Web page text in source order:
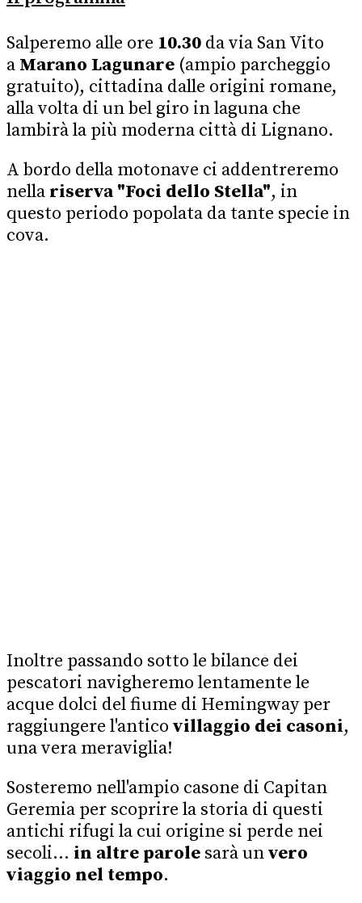
Salperemo alle ore 10.30 da via San Vito
a Marano Lagunare (ampio parcheggio
gratuito), cittadina dalle origini romane,
alla volta di un bel giro in laguna che
lambirà la più moderna città di Lignano.
A bordo della motonave ci addentreremo
nella riserva "Foci dello Stella", in
questo periodo popolata da tante specie in
cova.
Inoltre passando sotto le bilance dei
pescatori navigheremo lentamente le
acque dolci del fiume di Hemingway per
raggiungere l'antico villaggio dei casoni,
una vera meraviglia!
Sosteremo nell'ampio casone di Capitan
Geremia per scoprire la storia di questi
antichi rifugi la cui origine si perde nei
secoli… in altre parole sarà unvero
viaggio nel tempo.